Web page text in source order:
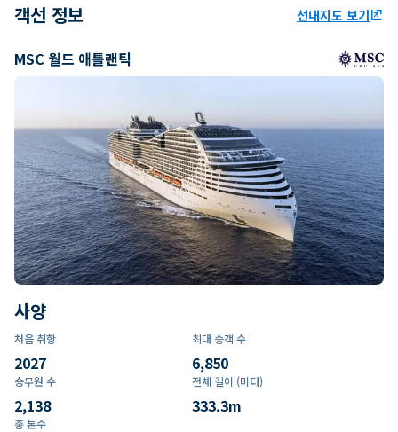
객선 정보 선내지도 보기ungroup
MSC 월드 애틀랜틱
사양
처음 취항
2027
최대 승객 수
6,850
승무원 수
2,138
전체 길이 (미터)
333.3m
총 톤수